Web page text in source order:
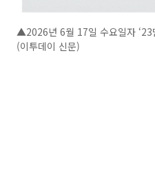
▲2026년 6월 17일 수요일자 ‘23
(이투데이 신문)